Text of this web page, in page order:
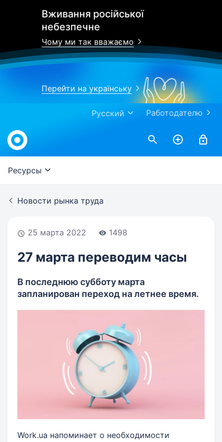
Вживання російської
небезпечне
Чому ми так вважаємо
Перейти на українську
Работодателю
Русский
Work.ua
Ресурсы
Новости рынка труда
25 марта 2022 1498
27 марта переводим часы
В последнюю субботу марта
запланирован переход на летнее время.
Work.ua напоминает о необходимости